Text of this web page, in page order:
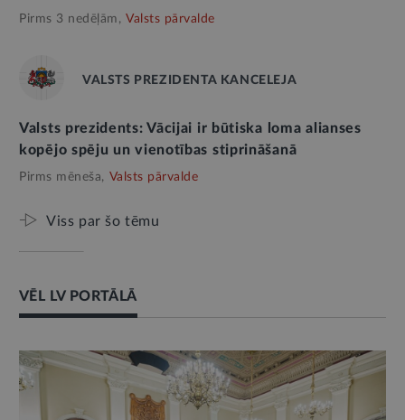
Pirms 3 nedēļām, Valsts pārvalde
VALSTS PREZIDENTA KANCELEJA
Valsts prezidents: Vācijai ir būtiska loma alianses
kopējo spēju un vienotības stiprināšanā
Pirms mēneša, Valsts pārvalde
Viss par šo tēmu
VĒL LV PORTĀLĀ